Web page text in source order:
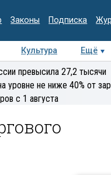
Законы Подписка
Культура Ещё
Колумнисты
превысила 27,2 тысячи
уровне не ниже 40% от
с 1 августа